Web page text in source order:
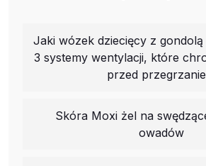
Jaki wózek dziecięcy z gondolą
3 systemy wentylacji, które
przed
Skóra Moxi żel na
owadów